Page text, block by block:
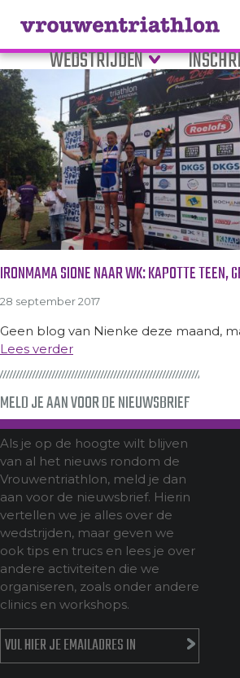
WEDSTRIJDEN
Tag Archive: familie
IRONMAMA SIONE NAAR WK: KAPOTTE TEEN,
28 september 2017
Geen blog van Nienke deze maand,
Lees verder
MELD JE AAN VOOR DE NIEUWSBRIEF
Als je op de hoogte wilt blijven
van al het nieuws rondom de
Vrouwentriathlon, meld je dan
aan voor de nieuwsbrief. Hierin
vertellen we je alles over de
wedstrijden, maar geven we
ook tips en trucs en lees je over
andere activiteiten die we
organiseren, zoals onder andere
clinics en workshops.